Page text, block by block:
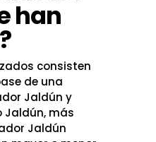
han
consisten
de una
Jaldún y
Jaldún, más
Jaldún